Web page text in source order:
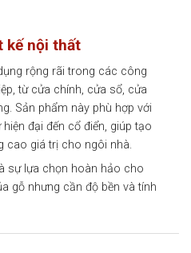
kế nội thất
rộng rãi trong các công
từ cửa chính, cửa sổ, cửa
Sản phẩm này phù hợp với
đại đến cổ điển, giúp tạo
cao giá trị cho ngôi nhà.
là sự lựa chọn hoàn hảo cho
gỗ nhưng cần độ bền và tính